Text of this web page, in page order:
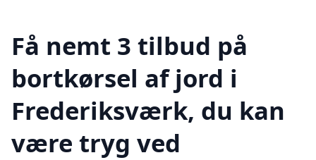
Få nemt 3 tilbud på
bortkørsel af jord i
Frederiksværk, du kan
være tryg ved